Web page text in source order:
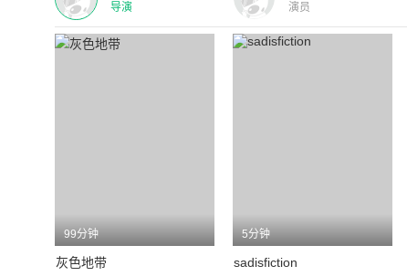
导演 演员
99分钟
灰色地带
5分钟
sadisfiction